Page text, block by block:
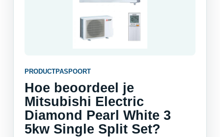
PRODUCTPASPOORT
Hoe beoordeel je
Mitsubishi Electric
Diamond Pearl White 3
5kw Single Split Set?